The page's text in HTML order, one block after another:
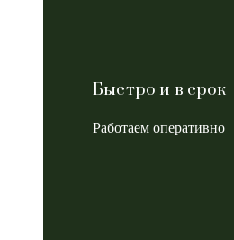
Быстро и в срок
Работаем оперативно